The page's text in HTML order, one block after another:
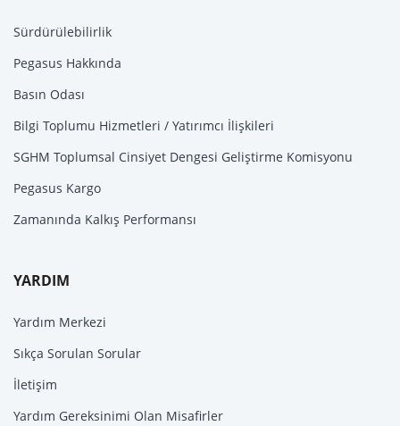
Sürdürülebilirlik
Pegasus Hakkında
Basın Odası
Bilgi Toplumu Hizmetleri / Yatırımcı İlişkileri
SGHM Toplumsal Cinsiyet Dengesi Geliştirme Komisyonu
Pegasus Kargo
Zamanında Kalkış Performansı
YARDIM
Yardım Merkezi
Sıkça Sorulan Sorular
İletişim
Yardım Gereksinimi Olan Misafirler